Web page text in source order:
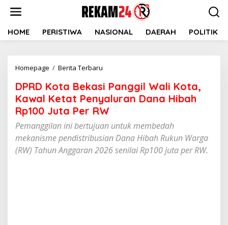
HOME PERISTIWA NASIONAL DAERAH POLITIK
Homepage / Berita Terbaru
Bekasi
Panggil
Wali
Kota,
Kawal
Ketat
Dana
DPRD Kota Bekasi Panggil Wali Kota,
Kawal Ketat Penyaluran Dana Hibah
Rp100 Juta Per RW
Pemanggilan ini bertujuan untuk membedah
mekanisme pendistribusian Dana Hibah Rukun Warga
(RW) Tahun Anggaran 2026 senilai Rp100 juta per RW.